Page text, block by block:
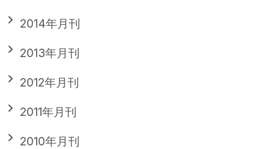
2014年月刊
2013年月刊
2012年月刊
2011年月刊
2010年月刊